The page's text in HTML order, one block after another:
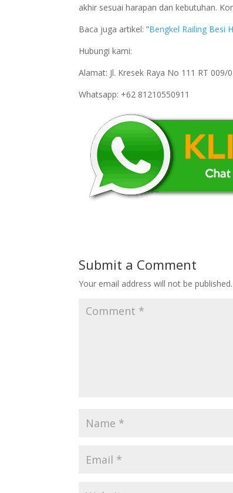
akhir sesuai harapan dan kebutuhan.
Baca juga artikel: ”Bengkel Railing Besi
Hubungi kami:
Alamat: Jl. Kresek Raya No 111 RT
Whatsapp: +62 81210550911
Submit a Comment
Your email address will not be published.